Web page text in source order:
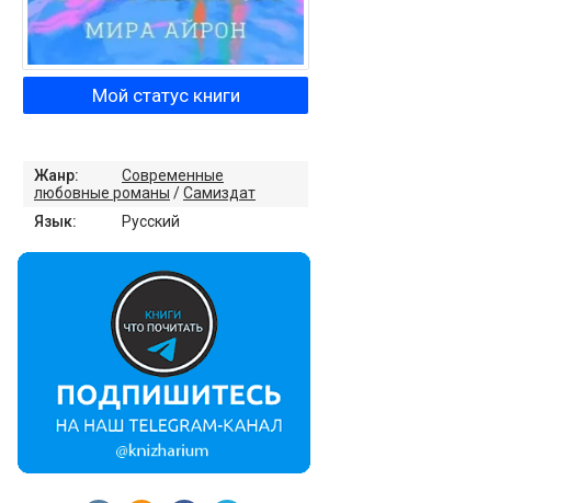
Мой статус книги
Жанр:
Современные
любовные романы /Самиздат
Язык:
Русский